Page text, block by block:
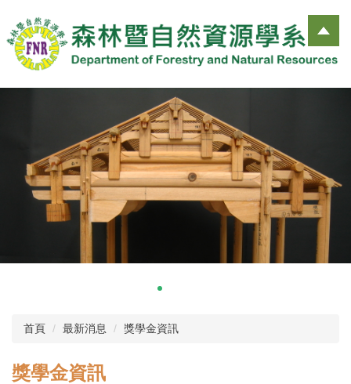
到
主
要
首頁 最新消息 獎學金資訊
獎學金資訊